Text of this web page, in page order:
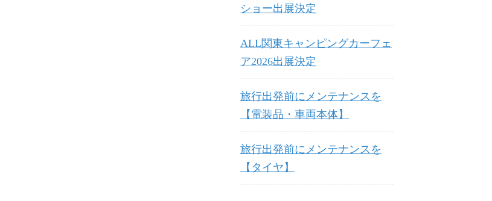
ショー出展決定
ALL関東キャンピングカーフェ
ア2026出展決定
旅行出発前にメンテナンスを
【電装品・車両本体】
旅行出発前にメンテナンスを
【タイヤ】